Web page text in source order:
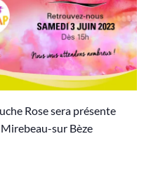
Rose sera présente
sur Bèze